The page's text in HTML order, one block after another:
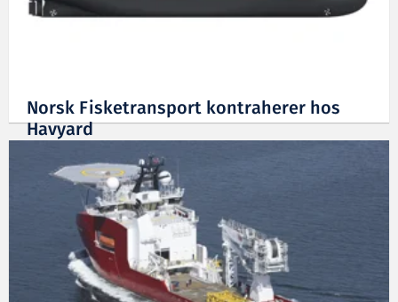
Norsk Fisketransport kontraherer hos
Havyard